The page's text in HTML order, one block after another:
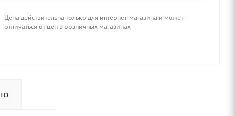
Цена действительна только для интернет-магазина и может
отличаться от цен в розничных магазинах